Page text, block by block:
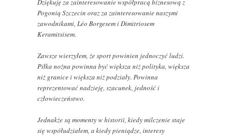
Dziękuję za zainteresowanie współpracą biznesową z
Pogonią Szczecin oraz za zainteresowanie naszymi
zawodnikami, Léo Borgesem i Dimitriosem
Keramitsisem.
Zawsze wierzyłem, że sport powinien jednoczyć ludzi.
Piłka nożna powinna być większa niż polityka, większa
niż granice i większa niż podziały. Powinna
reprezentować nadzieję, szacunek, jedność i
człowieczeństwo.
Jednakże są momenty w historii, kiedy milczenie staje
się współudziałem, a kiedy pieniądze, interesy